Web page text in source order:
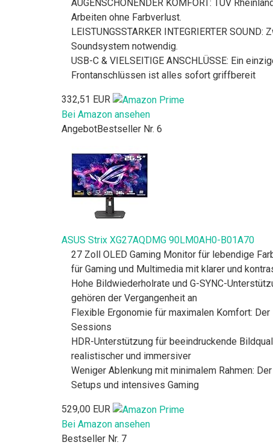
AUGENSCHONENDER KOMFORT: TÜV
Arbeiten ohne Farbverlust.
LEISTUNGSSTARKER INTEGRIERTER
Soundsystem notwendig.
USB-C & VIELSEITIGE ANSCHLÜSSE: Ein
Frontanschlüssen ist alles sofort griffbereit
332,51 EUR
Bei Amazon ansehen
AngebotBestseller Nr. 6
ASUS Strix XG27AQDMG 90LM0AH0-B01A70
27 Zoll OLED Gaming Monitor für lebendige
für Gaming und Multimedia mit klarer und
Hohe Bildwiederholrate und G-SYNC-
gehören der Vergangenheit an
Flexible Ergonomie für maximalen Komfort:
Sessions
HDR-Unterstützung für beeindruckende
realistischer und immersiver
Weniger Ablenkung mit minimalem Rahmen:
Setups und intensives Gaming
529,00 EUR
Bei Amazon ansehen
Bestseller Nr. 7